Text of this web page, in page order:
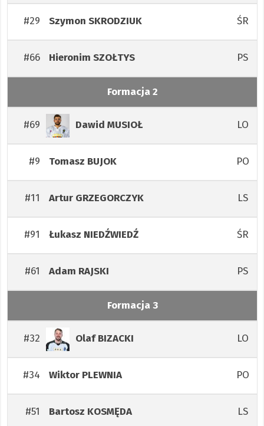
#29 Szymon SKRODZIUK ŚR
#66 Hieronim SZOŁTYS PS
Formacja 2
#69 Dawid MUSIOŁ LO
#9 Tomasz BUJOK PO
#11 Artur GRZEGORCZYK LS
#91 Łukasz NIEDŹWIEDŹ ŚR
#61 Adam RAJSKI PS
Formacja 3
#32 OlafBIZACKI LO
#34 Wiktor PLEWNIA PO
#51 Bartosz KOSMĘDA LS